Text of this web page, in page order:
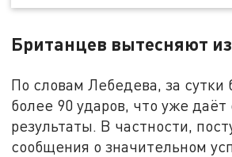
Британцев вытесняют
По словам Лебедева, за сутки
более 90 ударов, что уже
результаты. В частности,
сообщения о значительном